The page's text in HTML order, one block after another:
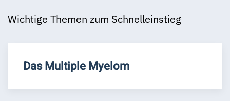
Wichtige Themen zum Schnelleinstieg
Das Multiple Myelom